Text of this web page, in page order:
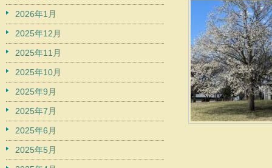
2026年1月
2025年12月
2025年11月
2025年10月
2025年9月
2025年7月
2025年6月
2025年5月